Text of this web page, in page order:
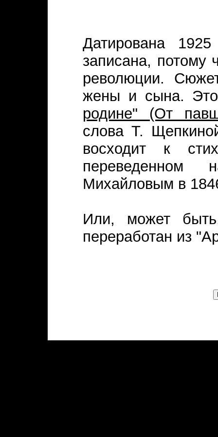
Датирована
записана, потому
революции.
жены и сына.
родине" (От
слова Т.
восходит к
Михайловым в
Или, может
переработан из